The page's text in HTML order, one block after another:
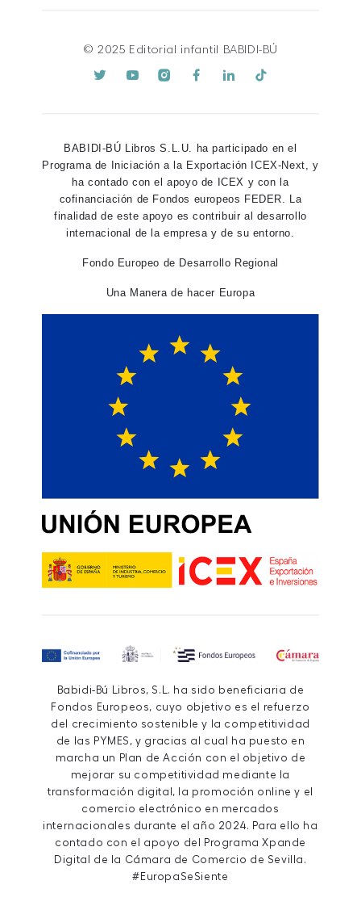
© 2025 Editorial infantil BABIDI-BÚ
BABIDI-BÚ Libros S.L.U. ha participado en el
Programa de Iniciación a la Exportación ICEX-Next, y
ha contado con el apoyo de ICEX y con la
cofinanciación de Fondos europeos FEDER. La
finalidad de este apoyo es contribuir al desarrollo
internacional de la empresa y de su entorno.
Fondo Europeo de Desarrollo Regional
Una Manera de hacer Europa
Babidi-Bú Libros, S.L. ha sido beneficiaria de
Fondos Europeos, cuyo objetivo es el refuerzo
del crecimiento sostenible y la competitividad
de las PYMES, y gracias al cual ha puesto en
marcha un Plan de Acción con el objetivo de
mejorar su competitividad mediante la
transformación digital, la promoción online y el
comercio electrónico en mercados
internacionales durante el año 2024. Para ello ha
contado con el apoyo del Programa Xpande
Digital de la Cámara de Comercio de Sevilla.
#EuropaSeSiente